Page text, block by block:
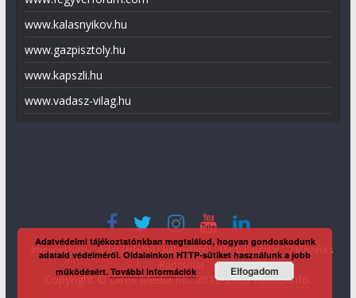
www.kalasnyikov.hu
www.gazpisztoly.hu
www.kapszli.hu
www.vadasz-vilag.hu
Impresszum Adatvédelmi tájékoztató Média ajánlat
Előfizetés
Copyright © Direx Média Kft. 2012-2026KaliberInfo
Adatvédelmi tájékoztatónkban megtalálod, hogyan gondoskodunk
adataid védelméről. Oldalainkon HTTP-sütiket használunk a jobb
működésért.További információk Elfogadom